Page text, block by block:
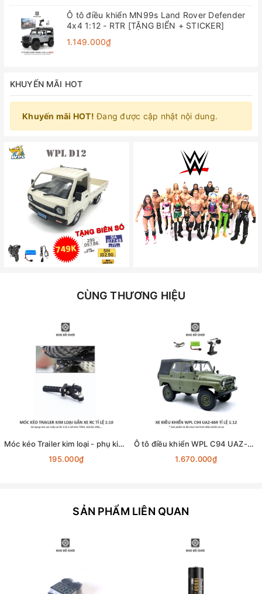
Ô tô điều khiển MN99s Land Rover Defender
4x4 1:12 - RTR [TẶNG BIỂN + STICKER]
1.149.000₫
KHUYẾN MÃI HOT
Khuyến mãi HOT! Đang được cập nhật nội dung.
CÙNG THƯƠNG HIỆU
Móc kéo Trailer kim loại - phụ kiện lắp cho xe RC tỉ lệ 1:10
195.000₫
Ô tô điều khiển WPL C94 UAZ-469 4x4 1:12 - RTR [TẶNG BIỂN + STICKER]
1.670.000₫
SẢN PHẨM LIÊN QUAN